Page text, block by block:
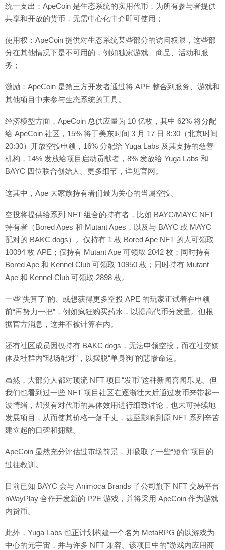
统一支出：ApeCoin 是生态系统的实用代币，为所有参与者提供
共享和开放的货币，无需中心化中介即可使用；
使用权：ApeCoin 提供对生态系统某些部分的访问权限，这些部
分在其他情况下是不可用的，例如独家游戏、商品、活动和服
务；
激励：ApeCoin 是第三方开发者通过将 APE 整合到服务、游戏和
其他项目中来参与生态系统的工具。
经济模型方面，ApeCoin 总供应量为 10 亿枚，其中 62% 将分配
给 ApeCoin 社区，15% 将于美东时间 3 月 17 日 8:30（北京时间
20:30）开放空投申领，16% 分配给 Yuga Labs 及其支持的慈善
机构，14% 发放给项目启动贡献者，8% 发放给 Yuga Labs 和
BAYC 四位联合创始人。更多细节，详见官网。
这其中，Ape 大家族持有者们最为关心的当属空投。
空投将提供给系列 NFT 组合的持有者，比如 BAYC/MAYC NFT
持有者（Bored Apes 和 Mutant Apes，以及与 BAYC 或 MAYC
配对的 BAKC dogs）。仅持有 1 枚 Bored Ape NFT 的人可领取
10094 枚 APE；仅持有 Mutant Ape 可领取 2042 枚；同时持有
Bored Ape 和 Kennel Club 可领取 10950 枚；同时持有 Mutant
Ape 和 Kennel Club 可领取 2898 枚。
一些“失算了”的、或想获得更多空投 APE 的玩家正试着在申领
前“再努力一把”，例如疯狂购买药水，以提高代币分发量。但根
据官方消息，这并不被计算在内。
还有社区成员因仅持有 BAKC dogs，无法申领空投，而在社交媒
体及社群内“现场配对”，以摆脱“单身狗”的悲惨命运。
虽然，大部分人都对顶流 NFT 项目“发币”这种新闻喜闻乐见。但
我们也看到过一些 NFT 项目社区在逐渐壮大后通过发币来带起一
波情绪，却没有对代币的具体效用进行细致讨论，也未可持续地
发展项目，从而使其价格一落千丈，甚至影响到原 NFT 系列辛苦
建立起的口碑和拥戴。
ApeCoin 显然充分评估过市场前景，并吸取了一些“短命”项目的
过往教训。
目前已知 BAYC 会与 Animoca Brands 子公司旗下 NFT 交易平台
nWayPlay 合作开发新的 P2E 游戏，并将采用 ApeCoin 作为游戏
内货币。
此外，Yuga Labs 也正计划构建一个名为 MetaRPG 的以游戏为
中心的元宇宙，并与许多 NFT 兼容。该项目中的“游戏内应用商